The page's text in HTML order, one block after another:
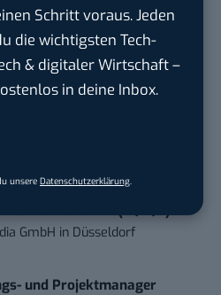
Schritt voraus. Jeden
die wichtigsten Tech-
& digitaler Wirtschaft –
in deine Inbox.
unsere Datenschutzerklärung
Leser bekommen jeden
Briefing mit den
– und sichern sich
Hier kannst du dich
GmbH in Düsseldorf
und Projektmanager